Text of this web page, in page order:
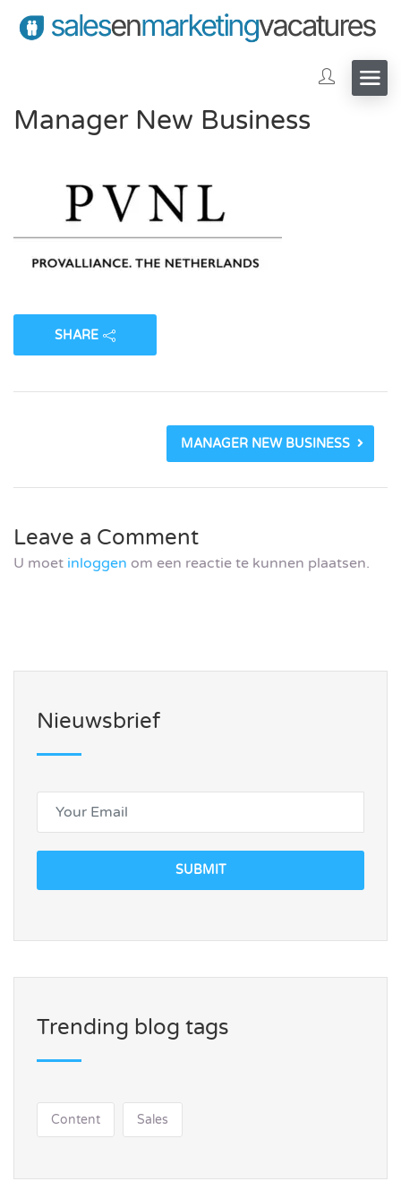
Manager New Business
SHARE
MANAGER NEW BUSINESS
Leave a Comment
U moet inloggen om een reactie te kunnen plaatsen.
Nieuwsbrief
SUBMIT
Trending blog tags
Content Sales